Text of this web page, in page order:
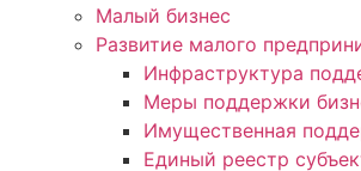
Малый бизнес
Развитие малого
Инфраструктура
Меры поддержки
Имущественная
Единый реестр